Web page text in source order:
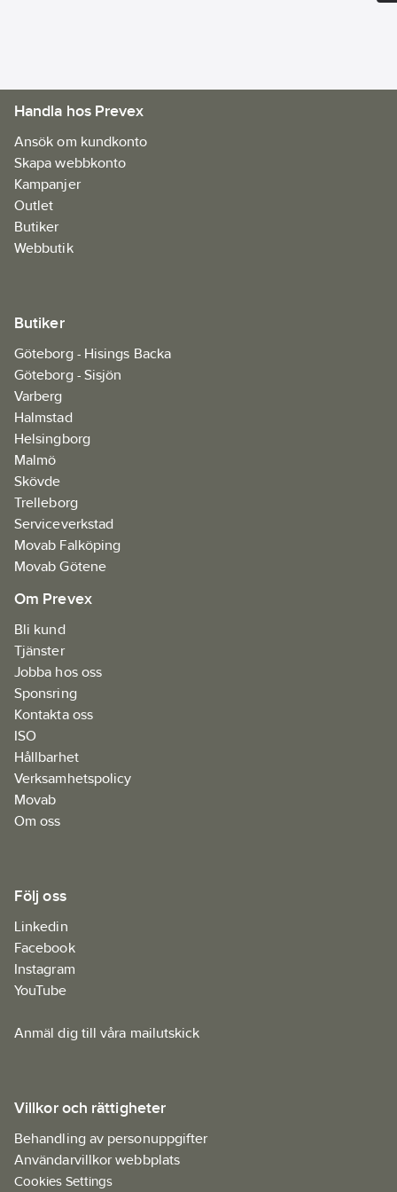
Handla hos Prevex
Ansök om kundkonto
Skapa webbkonto
Kampanjer
Outlet
Butiker
Webbutik
Butiker
Göteborg - Hisings Backa
Göteborg - Sisjön
Varberg
Halmstad
Helsingborg
Malmö
Skövde
Trelleborg
Serviceverkstad
Movab Falköping
Movab Götene
Om Prevex
Bli kund
Tjänster
Jobba hos oss
Sponsring
Kontakta oss
ISO
Hållbarhet
Verksamhetspolicy
Movab
Om oss
Följ oss
Linkedin
Facebook
Instagram
YouTube
Anmäl dig till våra mailutskick
Villkor och rättigheter
Behandling av personuppgifter
Användarvillkor webbplats
Cookies Settings